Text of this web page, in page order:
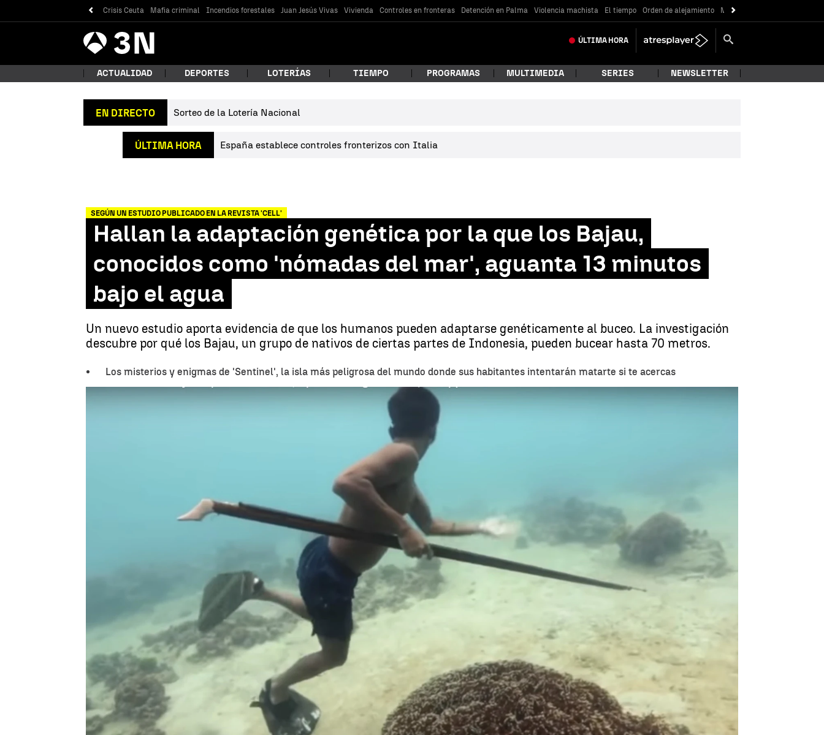
Crisis Ceuta Mafia criminal Incendios forestales Juan Jesús Vivas Vivienda Controles en fronteras Detención en Palma Violencia machista El tiempo Orden de alejamiento Messi
Antena
3 Noticias ÚLTIMA HORA
¿Qué estás buscando?
Buscar
ACTUALIDAD DEPORTES LOTERÍAS TIEMPO PROGRAMAS MULTIMEDIA SERIES NEWSLETTER
EN DIRECTO Sorteo de la Lotería Nacional
ÚLTIMA HORA España establece controles fronterizos con Italia
SEGÚN UN ESTUDIO PUBLICADO EN LA REVISTA 'CELL'
Hallan la adaptación genética por la que los Bajau,
conocidos como 'nómadas del mar', aguanta 13 minutos
bajo el agua
Un nuevo estudio aporta evidencia de que los humanos pueden adaptarse genéticamente al buceo. La investigación
descubre por qué los Bajau, un grupo de nativos de ciertas partes de Indonesia, pueden bucear hasta 70 metros.
Los misterios y enigmas de 'Sentinel', la isla más peligrosa del mundo donde sus habitantes intentarán matarte si te acercas